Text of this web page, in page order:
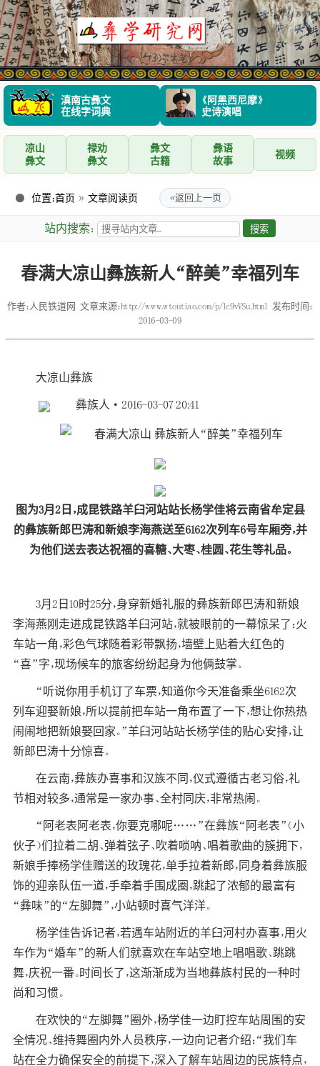
滇南古彝文
在线字词典
《阿黑西尼摩》
史诗演唱
凉山
彝文
禄劝
彝文
彝文
古籍
彝语
故事
视频
位置：首页 » 文章阅读页 «返回上一页
站内搜索：
春满大凉山彝族新人“醉美”幸福列车
作者：人民铁道网 文章来源：http://www.wtoutiao.com/p/1c9vVSu.html
发布时间：
2016-03-09
大凉山彝族
彝族人 · 2016-03-07 20:41
图为3月2日，成昆铁路羊臼河站站长杨学佳将云南省牟定县
的彝族新郎巴涛和新娘李海燕送至6162次列车6号车厢旁，并
为他们送去表达祝福的喜糖、大枣、桂圆、花生等礼品。
3月2日10时25分，身穿新婚礼服的彝族新郎巴涛和新娘
李海燕刚走进成昆铁路羊臼河站，就被眼前的一幕惊呆了：火
车站一角，彩色气球随着彩带飘扬，墙壁上贴着大红色的
“喜”字，现场候车的旅客纷纷起身为他俩鼓掌。
“听说你用手机订了车票，知道你今天准备乘坐6162次
列车迎娶新娘，所以提前把车站一角布置了一下，想让你热热
闹闹地把新娘娶回家。”羊臼河站站长杨学佳的贴心安排，让
新郎巴涛十分惊喜。
在云南，彝族办喜事和汉族不同，仪式遵循古老习俗，礼
节相对较多，通常是一家办事、全村同庆，非常热闹。
“阿老表阿老表，你要克哪呢……”在彝族“阿老表”（小
伙子）们拉着二胡、弹着弦子、吹着唢呐、唱着歌曲的簇拥下，
新娘手捧杨学佳赠送的玫瑰花，单手拉着新郎，同身着彝族服
饰的迎亲队伍一道，手牵着手围成圈，跳起了浓郁的最富有
“彝味”的“左脚舞”，小站顿时喜气洋洋。
杨学佳告诉记者，若遇车站附近的羊臼河村办喜事，用火
车作为“婚车”的新人们就喜欢在车站空地上唱唱歌、跳跳
舞，庆祝一番。时间长了，这渐渐成为当地彝族村民的一种时
尚和习惯。
在欢快的“左脚舞”圈外，杨学佳一边盯控车站周围的安
全情况、维持舞圈内外人员秩序，一边向记者介绍：“我们车
站在全力确保安全的前提下，深入了解车站周边的民族特点，